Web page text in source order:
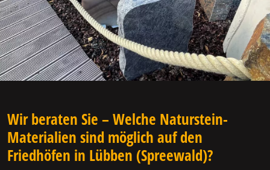
Wir beraten Sie – Welche Naturstein-
Materialien sind möglich auf den
Friedhöfen in Lübben (Spreewald)?